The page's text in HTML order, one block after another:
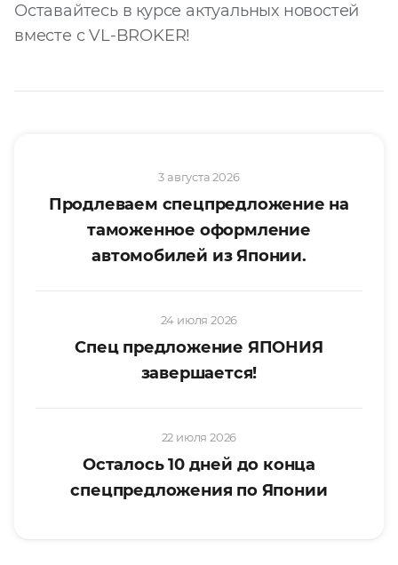
Оставайтесь в курсе актуальных новостей
вместе с VL-BROKER!
3 августа 2026
Продлеваем спецпредложение на
таможенное оформление
автомобилей из Японии.
24 июля 2026
Спец предложение ЯПОНИЯ
завершается!
22 июля 2026
Осталось 10 дней до конца
спецпредложения по Японии